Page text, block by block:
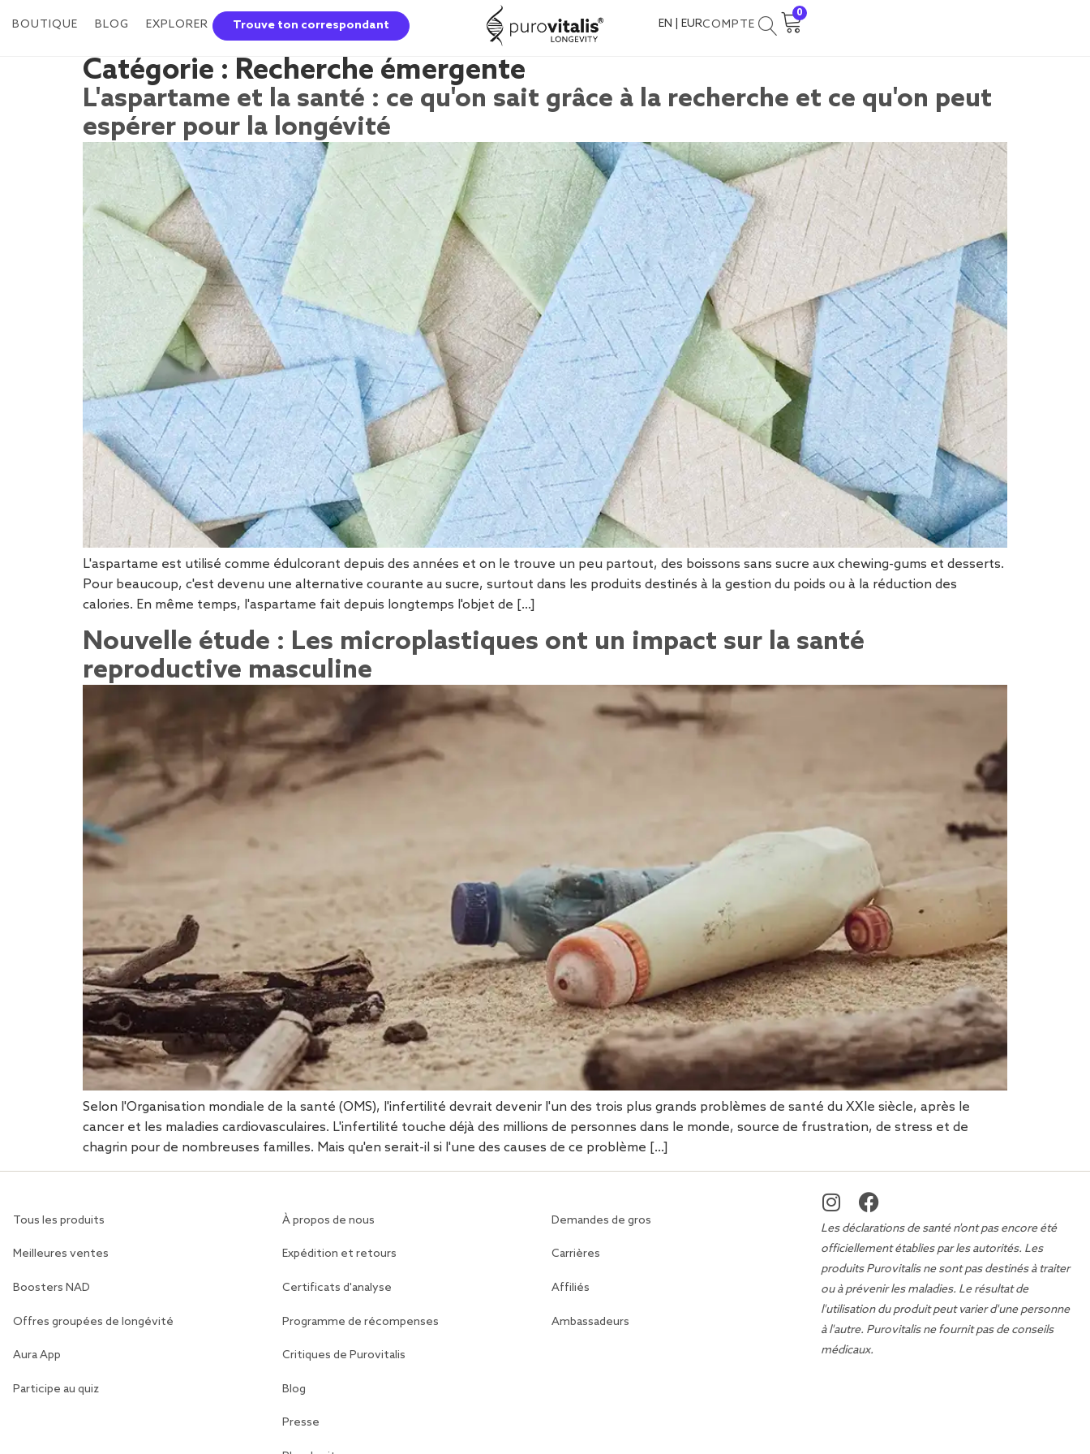
BOUTIQUE BLOG EXPLORER Trouve ton correspondant EN | EURCOMPTE
0
Catégorie : Recherche émergente
L'aspartame et la santé : ce qu'on sait grâce à la recherche et ce qu'on peut
espérer pour la longévité
L'aspartame est utilisé comme édulcorant depuis des années et on le trouve un peu partout, des boissons sans sucre aux chewing-gums et desserts.
Pour beaucoup, c'est devenu une alternative courante au sucre, surtout dans les produits destinés à la gestion du poids ou à la réduction des
calories. En même temps, l'aspartame fait depuis longtemps l'objet de […]
Nouvelle étude : Les microplastiques ont un impact sur la santé
reproductive masculine
Selon l'Organisation mondiale de la santé (OMS), l'infertilité devrait devenir l'un des trois plus grands problèmes de santé du XXIe siècle, après le
cancer et les maladies cardiovasculaires. L'infertilité touche déjà des millions de personnes dans le monde, source de frustration, de stress et de
chagrin pour de nombreuses familles. Mais qu'en serait-il si l'une des causes de ce problème […]
Tous les produits
Meilleures ventes
Boosters NAD
Offres groupées de longévité
Aura App
Participe au quiz
À propos de nous
Expédition et retours
Certificats d'analyse
Programme de récompenses
Critiques de Purovitalis
Blog
Presse
Demandes de gros
Carrières
Affiliés
Ambassadeurs
Les déclarations de santé n'ont pas encore été
officiellement établies par les autorités. Les
produits Purovitalis ne sont pas destinés à traiter
ou à prévenir les maladies. Le résultat de
l'utilisation du produit peut varier d'une personne
à l'autre. Purovitalis ne fournit pas de conseils
médicaux.